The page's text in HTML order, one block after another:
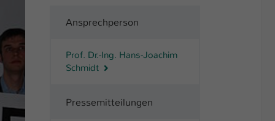
Ansprechperson
Prof. Dr.-Ing. Hans-Joachim
Schmidt
Pressemitteilungen